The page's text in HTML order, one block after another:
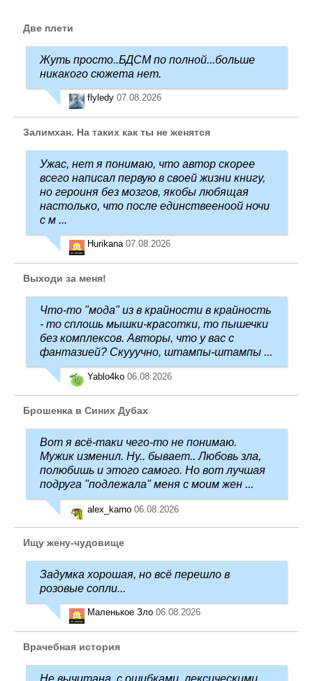
Две плети
Жуть просто..БДСМ по полной...больше
никакого сюжета нет.
flyledy 07.08.2026
Залимхан. На таких как ты не женятся
Ужас, нет я понимаю, что автор скорее
всего написал первую в своей жизни книгу,
но героиня без мозгов, якобы любящая
настолько, что после единствееноой ночи
с м ...
Hurikana 07.08.2026
Выходи за меня!
Что-то "мода" из в крайности в крайность
- то сплошь мышки-красотки, то пышечки
без комплексов. Авторы, что у вас с
фантазией? Скууучно, штампы-штампы ...
Yablo4ko 06.08.2026
Брошенка в Синих Дубах
Вот я всё-таки чего-то не понимаю.
Мужик изменил. Ну.. бывает.. Любовь зла,
полюбишь и этого самого. Но вот лучшая
подруга "подлежала" меня с моим жен ...
alex_karno 06.08.2026
Ищу жену-чудовище
Задумка хорошая, но всё перешло в
розовые сопли...
Маленькое Зло 06.08.2026
Врачебная история
Не вычитана, с ошибками, лексическими,